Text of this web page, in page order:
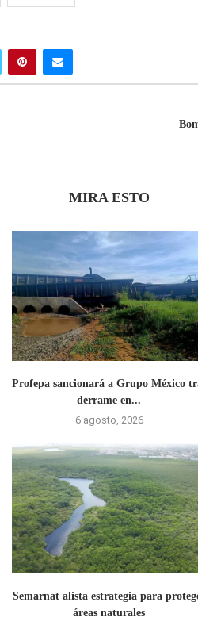
MIRA ESTO
Profepa sancionará a Grupo México
derrame en...
6 agosto, 2026
Semarnat alista estrategia para
áreas naturales